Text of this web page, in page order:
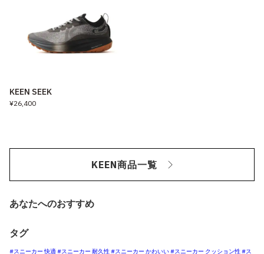
KEEN SEEK
¥26,400
KEEN商品一覧
あなたへのおすすめ
タグ
#スニーカー 快適 #スニーカー 耐久性#スニーカー かわいい#スニーカー クッション性#ス